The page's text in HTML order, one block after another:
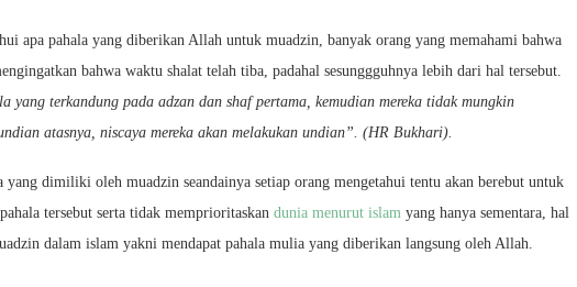
apa pahala yang diberikan Allah untuk muadzin, banyak orang yang memahami bahwa
bahwa waktu shalat telah tiba, padahal sesunggguhnya lebih dari hal tersebut.
yang terkandung pada adzan dan shaf pertama, kemudian mereka tidak mungkin
atasnya, niscaya mereka akan melakukan undian”. (HR Bukhari).
yang dimiliki oleh muadzin seandainya setiap orang mengetahui tentu akan berebut untuk
tersebut serta tidak memprioritaskan dunia menurut islam yang hanya sementara, hal
dalam islam yakni mendapat pahala mulia yang diberikan langsung oleh Allah.